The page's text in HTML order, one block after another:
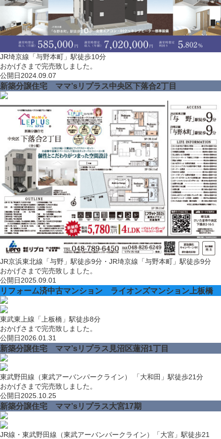
JR埼京線「与野本町」駅徒歩10分
おかげさまで完売致しました。
公開日2024.09.07
新築分譲住宅 ママ’sリプラス中央区下落合2丁目
JR京浜東北線「与野」駅徒歩9分・JR埼京線「与野本町」駅徒歩9分
おかげさまで完売致しました。
公開日2025.09.01
リフォーム済中古マンション ライオンズマンション上板橋
東武東上線「上板橋」駅徒歩8分
おかげさまで完売致しました。
公開日2026.01.31
新築分譲住宅 ママ’sリプラス見沼区蓮沼1丁目
東武野田線（東武アーバンパークライン） 「大和田」駅徒歩21分
おかげさまで完売致しました。
公開日2025.10.25
新築分譲住宅 ママ’sリプラス大宮17期
JR線・東武野田線（東武アーバンパークライン）「大宮」駅徒歩21